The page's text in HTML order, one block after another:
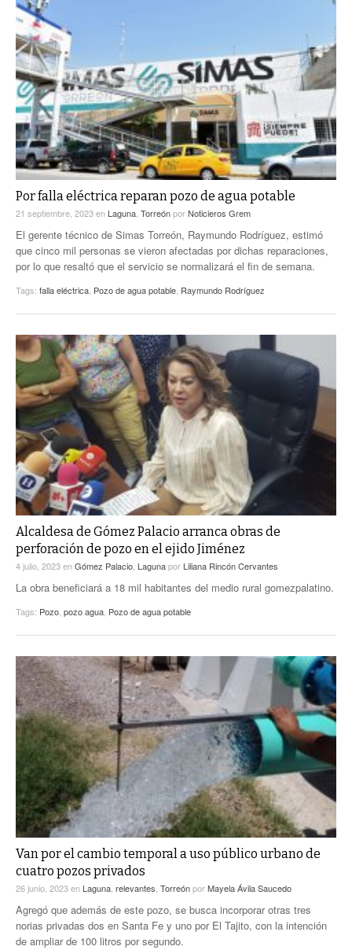
Por falla eléctrica reparan pozo de agua potable
21 septiembre, 2023en Laguna TorreónporNoticieros Grem
El gerente técnico de Simas Torreón, Raymundo Rodríguez, estimó
que cinco mil personas se vieron afectadas por dichas reparaciones,
por lo que resaltó que el servicio se normalizará el fin de semana.
Tags: falla eléctrica Pozo de agua potable Raymundo Rodríguez
Alcaldesa de Gómez Palacio arranca obras de
perforación de pozo en el ejido Jiménez
4 julio, 2023enGómez Palacio, Lagunapor Liliana Rincón Cervantes
La obra beneficiará a 18 mil habitantes del medio rural gomezpalatino.
Tags: Pozo, pozo agua, Pozo de agua potable
Van por el cambio temporal a uso público urbano de
cuatro pozos privados
26 junio, 2023en Laguna relevantes TorreónporMayela Ávila Saucedo
Agregó que además de este pozo, se busca incorporar otras tres
norias privadas dos en Santa Fe y uno por El Tajito, con la intención
de ampliar de 100 litros por segundo.